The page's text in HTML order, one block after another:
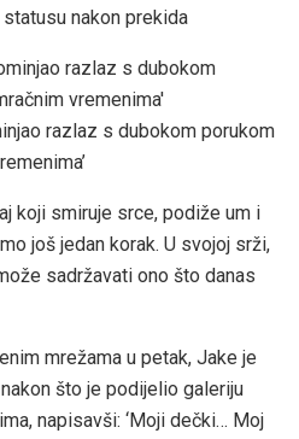
nakon prekida
razlaz s dubokom porukom
koji smiruje srce, podiže um i
još jedan korak. U svojoj srži,
sadržavati ono što danas
mrežama u petak, Jake je
što je podijelio galeriju
napisavši: ‘Moji dečki… Moj